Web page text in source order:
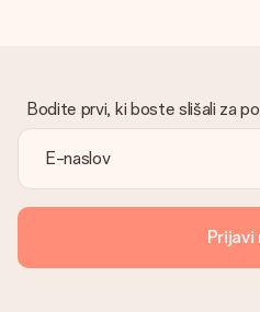
Bodite prvi, ki boste slišali za
Prijavi